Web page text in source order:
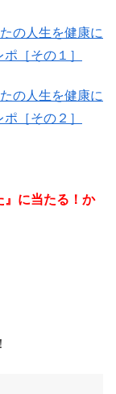
の人生を健康に
［その１］
の人生を健康に
［その２］
』に当たる！か